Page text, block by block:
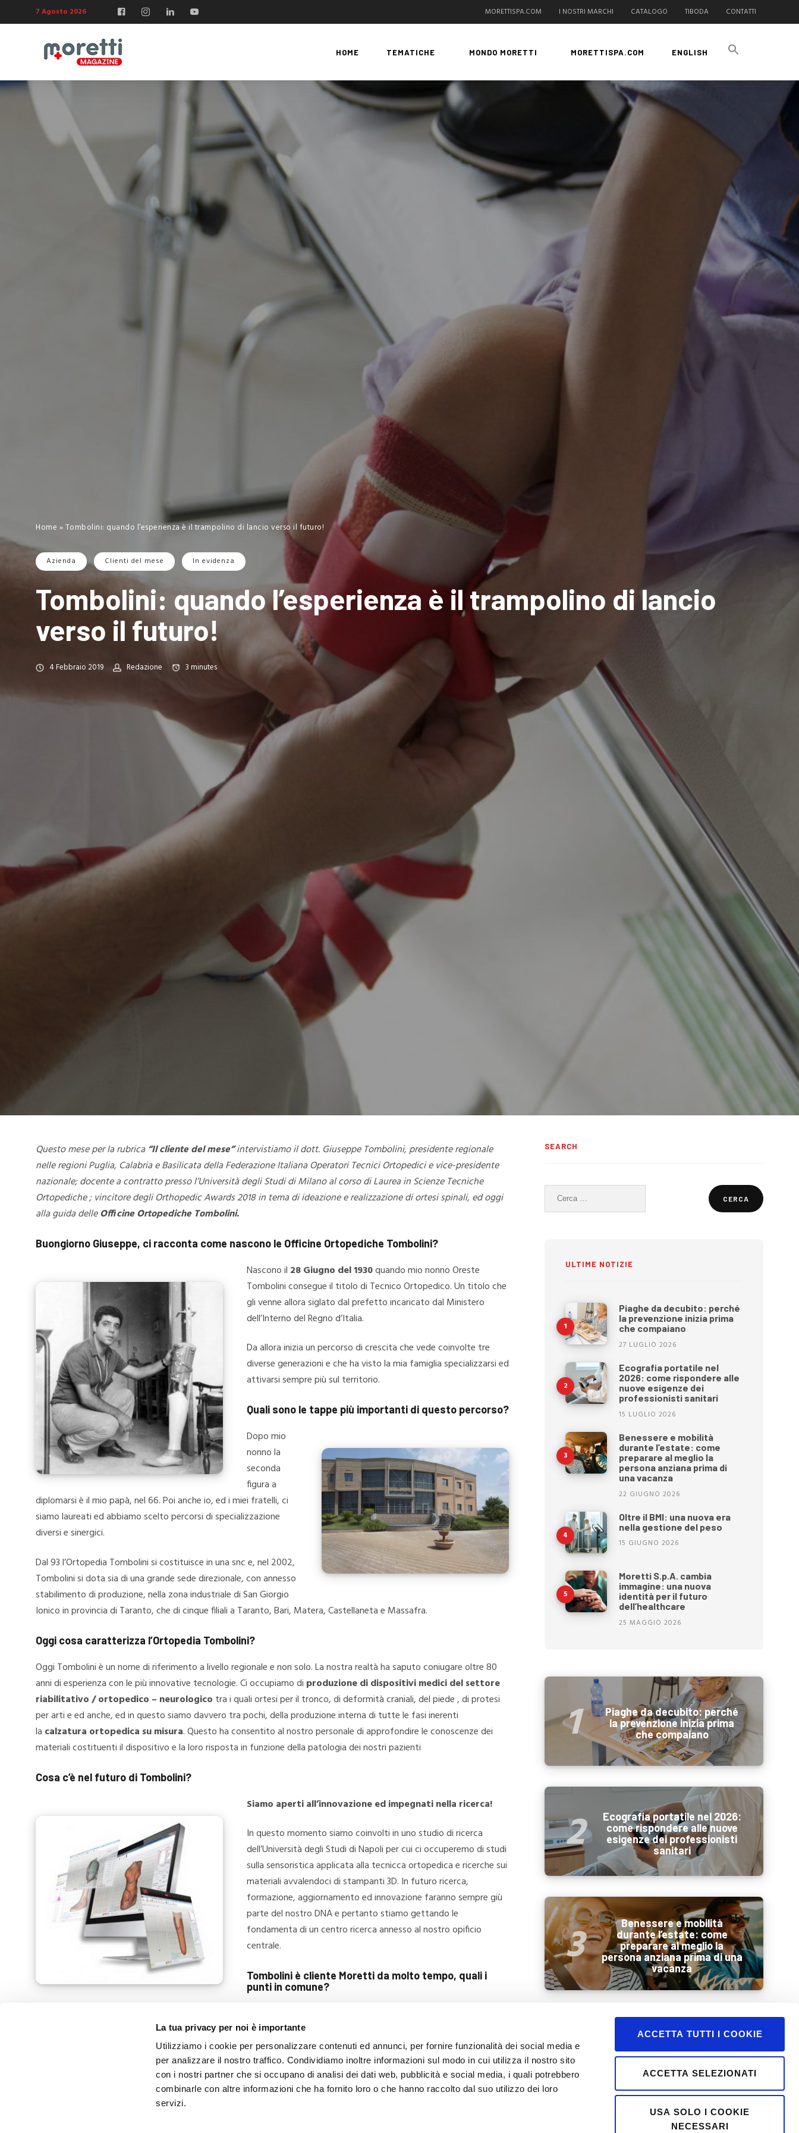
La tua privacy per noi è importante
Utilizziamo i cookie per personalizzare contenuti ed annunci, per fornire funzionalità dei social media e
per analizzare il nostro traffico. Condividiamo inoltre informazioni sul modo in cui utilizza il nostro sito
con i nostri partner che si occupano di analisi dei dati web, pubblicità e social media, i quali potrebbero
combinarle con altre informazioni che ha fornito loro o che hanno raccolto dal suo utilizzo dei loro
servizi.
ACCETTA TUTTI I COOKIE
ACCETTA SELEZIONATI
USA SOLO I COOKIE
NECESSARI
7 Agosto 2026 MORETTISPA.COM I NOSTRI MARCHI CATALOGO TIBODA CONTATTI
HOME TEMATICHE MONDO MORETTI MORETTISPA.COM ENGLISH
Home »Tombolini: quando l’esperienza è il trampolino di lancio verso il futuro!
Azienda Clienti del mese In evidenza
Tombolini: quando l’esperienza è il trampolino di lancio
verso il futuro!
4 Febbraio 2019 Redazione 3minutes
Questo mese per la rubrica“Il cliente del mese”intervistiamo il dott. Giuseppe Tombolini, presidente regionale
nelle regioni Puglia, Calabria e Basilicata della Federazione Italiana Operatori Tecnici Ortopedici e vice-presidente
nazionale; docente a contratto presso l’Università degli Studi di Milano al corso di Laurea in Scienze Tecniche
Ortopediche ; vincitore degli Orthopedic Awards 2018 in tema di ideazione e realizzazione di ortesi spinali, ed oggi
alla guida delleOfficine Ortopediche Tombolini.
Buongiorno Giuseppe, ci racconta come nascono le Officine Ortopediche Tombolini?
Nascono il 28 Giugno del 1930quando mio nonno Oreste
Tombolini consegue il titolo di Tecnico Ortopedico. Un titolo che
gli venne allora siglato dal prefetto incaricato dal Ministero
dell’Interno del Regno d’Italia.
Da allora inizia un percorso di crescita che vede coinvolte tre
diverse generazioni e che ha visto la mia famiglia specializzarsi ed
attivarsi sempre più sul territorio.
Quali sono le tappe più importanti di questo percorso?
Dopo mio
nonno la
seconda
figura a
diplomarsi è il mio papà, nel 66. Poi anche io, ed i miei fratelli, ci
siamo laureati ed abbiamo scelto percorsi di specializzazione
diversi e sinergici.
Dal 93 l’Ortopedia Tombolini si costituisce in una snc e, nel 2002,
Tombolini si dota sia di una grande sede direzionale, con annesso
stabilimento di produzione, nella zona industriale di San Giorgio
Ionico in provincia di Taranto, che di cinque filiali a Taranto, Bari, Matera, Castellaneta e Massafra.
Oggi cosa caratterizza l’Ortopedia Tombolini?
Oggi Tombolini è un nome di riferimento a livello regionale e non solo. La nostra realtà ha saputo coniugare oltre 80
anni di esperienza con le più innovative tecnologie. Ci occupiamo di produzione di dispositivi medici del settore
riabilitativo / ortopedico – neurologico tra i quali ortesi per il tronco, di deformità craniali, del piede , di protesi
per arti e ed anche, ed in questo siamo davvero tra pochi, della produzione interna di tutte le fasi inerenti
la calzatura ortopedica su misura. Questo ha consentito al nostro personale di approfondire le conoscenze dei
materiali costituenti il dispositivo e la loro risposta in funzione della patologia dei nostri pazienti
Cosa c’è nel futuro di Tombolini?
Siamo aperti all’innovazione ed impegnati nella ricerca!
In questo momento siamo coinvolti in uno studio di ricerca
dell’Università degli Studi di Napoli per cui ci occuperemo di studi
sulla sensoristica applicata alla tecnicca ortopedica e ricerche sui
materiali avvalendoci di stampanti 3D. In futuro ricerca,
formazione, aggiornamento ed innovazione faranno sempre giù
parte del nostro DNA e pertanto stiamo gettando le
fondamenta di un centro ricerca annesso al nostro opificio
centrale.
Tombolini è cliente Moretti da molto tempo, quali i
punti in comune?
preparato, un supporto consulenziale a livello normativo ed un’azienda con cui confrontarsi nelle importanti evoluzioni
in atto nel nostro settore, così da farvi fronte mettendo sempre al centro il benessere del cliente finale.
SEARCH
Ricerca
per:
ULTIME NOTIZIE
Piaghe da decubito: perché
la prevenzione inizia prima
che compaiano
27 LUGLIO 2026
Ecografia portatile nel
2026: come rispondere alle
nuove esigenze dei
professionisti sanitari
15 LUGLIO 2026
Benessere e mobilità
durante l’estate: come
preparare al meglio la
persona anziana prima di
una vacanza
22 GIUGNO 2026
Oltre il BMI: una nuova era
nella gestione del peso
15 GIUGNO 2026
Moretti S.p.A. cambia
immagine: una nuova
identità per il futuro
dell’healthcare
25 MAGGIO 2026
Piaghe da decubito: perché
la prevenzione inizia prima
che compaiano
Ecografia portatile nel 2026:
come rispondere alle nuove
esigenze dei professionisti
sanitari
Benessere e mobilità
durante l’estate: come
preparare al meglio la
persona anziana prima di una
vacanza
Oltre il BMI: una nuova era